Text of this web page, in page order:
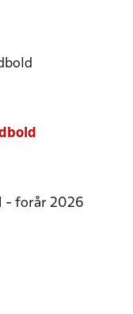
- forår 2026